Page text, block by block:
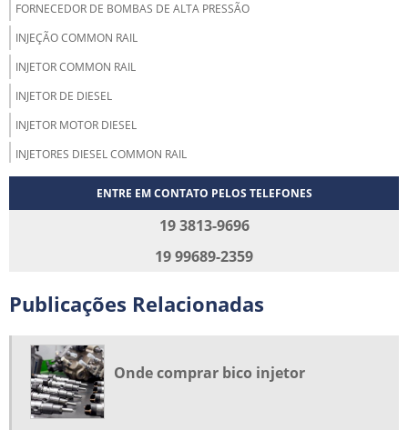
FORNECEDOR DE BOMBAS DE ALTA PRESSÃO
INJEÇÃO COMMON RAIL
INJETOR COMMON RAIL
INJETOR DE DIESEL
INJETOR MOTOR DIESEL
INJETORES DIESEL COMMON RAIL
MANUTENÇÃO DE BICO INJETOR
MANUTENÇÃO E REPAROS INJETORES
ONDE COMPRAR CAIXA DE DIREÇÃO HIDRÁULICA
PEÇAS DE INJEÇÃO ELETRÔNICA DIESEL
PEÇAS PARA INJEÇÃO DIESEL
ENTRE EM CONTATO PELOS TELEFONES
19 3813-9696
19 99689-2359
Publicações Relacionadas
Onde comprar bico injetor